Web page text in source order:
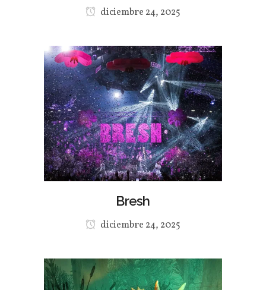
diciembre 24, 2025
Bresh
diciembre 24, 2025